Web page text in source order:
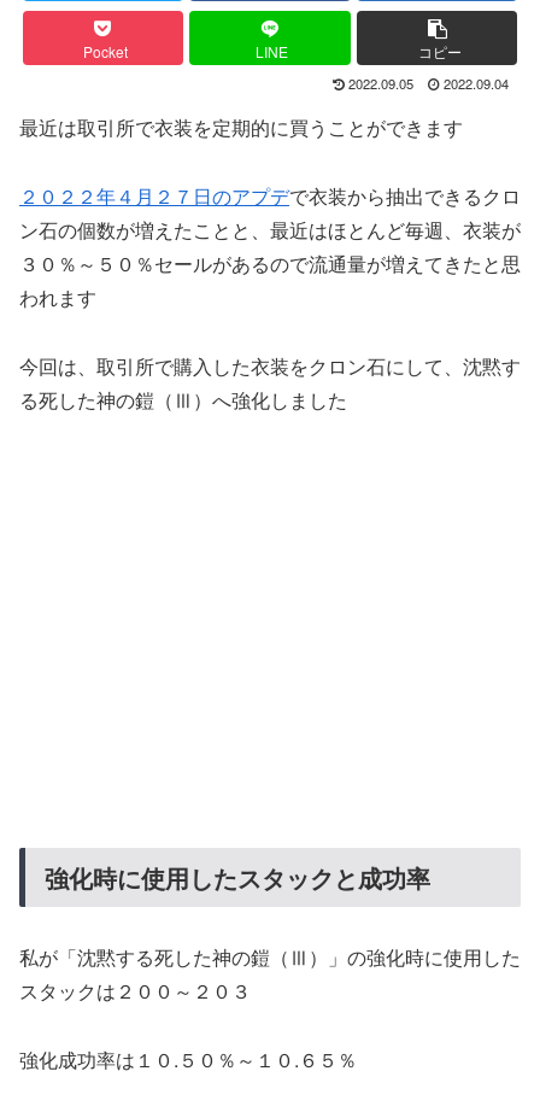
Pocket LINE コピー
2022.09.05 2022.09.04
最近は取引所で衣装を定期的に買うことができます
２０２２年４月２７日のアプデで衣装から抽出できるクロ
ン石の個数が増えたことと、最近はほとんど毎週、衣装が
３０％～５０％セールがあるので流通量が増えてきたと思
われます
今回は、取引所で購入した衣装をクロン石にして、沈黙す
る死した神の鎧（Ⅲ）へ強化しました
強化時に使用したスタックと成功率
私が「沈黙する死した神の鎧（Ⅲ）」の強化時に使用した
スタックは２００～２０３
強化成功率は１０.５０％～１０.６５％